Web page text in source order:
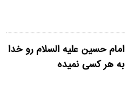
امام حسین علیه السلام رو خدا
به هر کسی نمیده